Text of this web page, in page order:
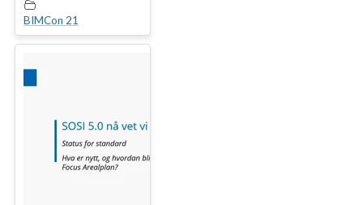
Planbestemmelser,
nytt program for
arealplanleggeren
BIMCon 21